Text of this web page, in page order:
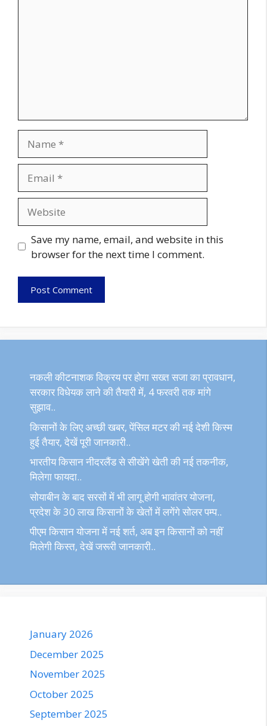
Save my name, email, and website in this
browser for the next time I comment.
नकली कीटनाशक विक्रय पर होगा सख्त सजा का प्रावधान,
सरकार विधेयक लाने की तैयारी में, 4 फरवरी तक मांगे
सुझाव..
किसानों के लिए अच्छी खबर, पेंसिल मटर की नई देशी किस्म
हुई तैयार, देखें पूरी जानकारी..
भारतीय किसान नीदरलैंड से सीखेंगे खेती की नई तकनीक,
मिलेगा फायदा..
सोयाबीन के बाद सरसों में भी लागू होगी भावांतर योजना,
प्रदेश के 30 लाख किसानों के खेतों में लगेंगे सोलर पम्प..
पीएम किसान योजना में नई शर्त, अब इन किसानों को नहीं
मिलेगी किस्त, देखें जरूरी जानकारी..
January 2026
December 2025
November 2025
October 2025
September 2025